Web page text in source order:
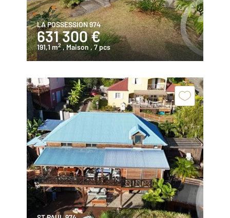
LA POSSESSION 974
631 300 €
191,1 m2 , Maison , 7 pcs